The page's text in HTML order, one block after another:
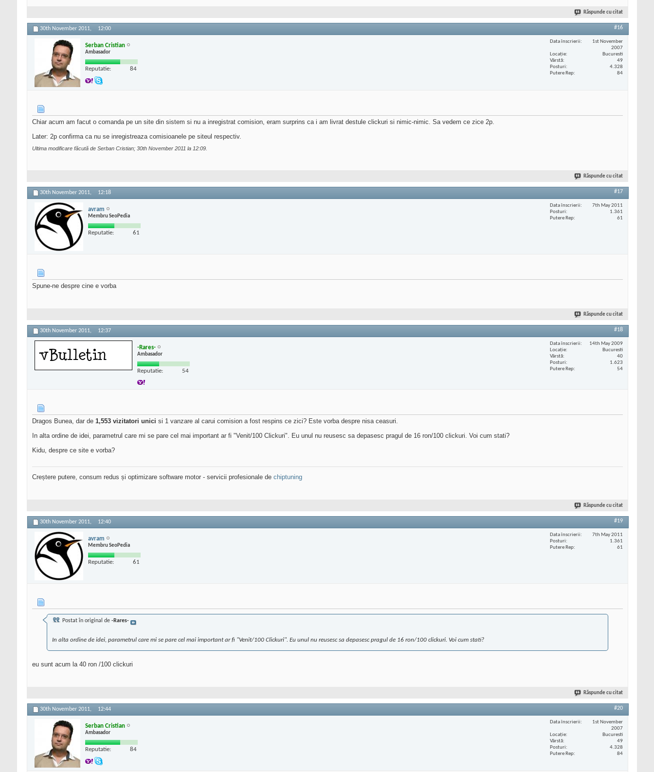
Răspunde cu citat
30th November 2011, 12:00 #16
Serban Cristian
Ambasador
Reputatie: 84
Data înscrierii
1st November
2007
Locaţie
Bucuresti
Vârstă
49
Posturi
4.328
Putere Rep
84
Chiar acum am facut o comanda pe un site din sistem si nu a inregistrat comision, eram surprins ca i am livrat destule clickuri si nimic-nimic. Sa vedem ce zice 2p.
Later: 2p confirma ca nu se inregistreaza comisioanele pe siteul respectiv.
Ultima modificare făcută de Serban Cristian; 30th November 2011 la 12:09
Răspunde cu citat
30th November 2011, 12:18 #17
avram
Membru SeoPedia
Reputatie: 61
Data înscrierii
7th May 2011
Posturi
1.361
Putere Rep
61
Spune-ne despre cine e vorba
Răspunde cu citat
30th November 2011, 12:37 #18
-Rares-
Ambasador
Reputatie: 54
Data înscrierii
14th May 2009
Locaţie
Bucuresti
Vârstă
40
Posturi
1.623
Putere Rep
54
Dragos Bunea, dar de 1,553 vizitatori unici si 1 vanzare al carui comision a fost respins ce zici? Este vorba despre nisa ceasuri.
In alta ordine de idei, parametrul care mi se pare cel mai important ar fi "Venit/100 Clickuri". Eu unul nu reusesc sa depasesc pragul de 16 ron/100 clickuri. Voi cum stati?
Kidu, despre ce site e vorba?
Creștere putere, consum redus și optimizare software motor - servicii profesionale de chiptuning
Răspunde cu citat
30th November 2011, 12:40 #19
avram
Membru SeoPedia
Reputatie: 61
Data înscrierii
7th May 2011
Posturi
1.361
Putere Rep
61
Postat în original de -Rares-
In alta ordine de idei, parametrul care mi se pare cel mai important ar fi "Venit/100 Clickuri". Eu unul nu reusesc sa depasesc pragul de 16 ron/100 clickuri. Voi cum stati?
eu sunt acum la 40 ron /100 clickuri
Răspunde cu citat
30th November 2011, 12:44 #20
Serban Cristian
Ambasador
Reputatie: 84
Data înscrierii
1st November
2007
Locaţie
Bucuresti
Vârstă
49
Posturi
4.328
Putere Rep
84